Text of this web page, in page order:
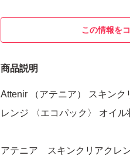
この情報を
商品説明
Attenir （アテニア） スキン
レンジ 〈エコパック〉 オイ
アテニア スキンクリアクレ